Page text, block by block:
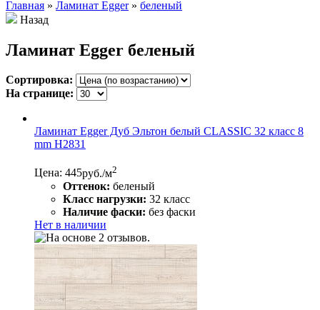
Главная » Ламинат Egger » беленый
Назад
Ламинат Egger беленый
Сортировка:
На странице:
Ламинат Egger Дуб Эльтон белый CLASSIC 32 класс 8
mm Н2831
Цена: 445руб./м2
Оттенок: беленый
Класс нагрузки: 32 класс
Наличие фаски: без фаски
Нет в наличии